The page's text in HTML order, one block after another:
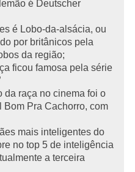
é Deutscher
é Lobo-da-alsácia, ou
por britânicos pela
da região;
ficou famosa pela série
da raça no cinema foi o
Pra Cachorro, com
mais inteligentes do
no top 5 de inteligência
a terceira